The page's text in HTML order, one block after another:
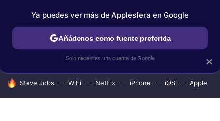
IPHONE TUTORIALES APPLESFERA SELECCIÓN
HOY SE HABLA DE
Steve Jobs WiFi Netflix iPhone iOS Apple
×
Ya puedes ver más de Applesfera en Google
Añádenos como fuente preferida
Solo necesitas una cuenta de Google